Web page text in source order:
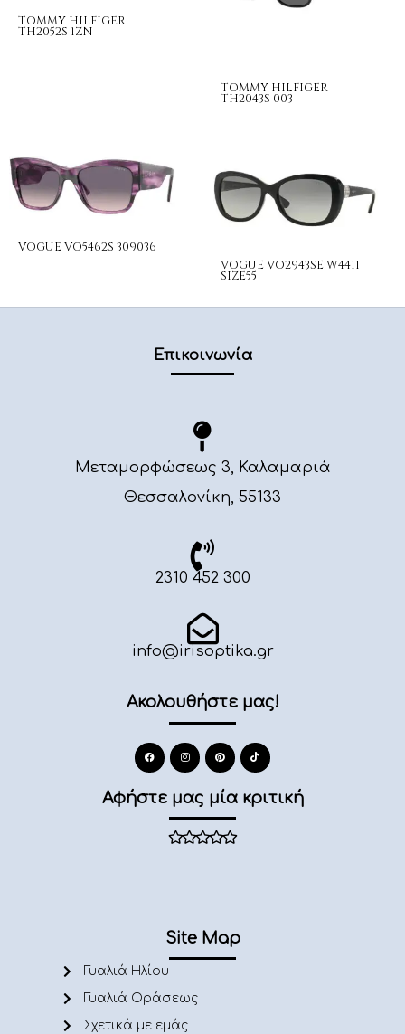
TOMMY HILFIGER
TH2052S 1ZN
TOMMY HILFIGER
TH2043S 003
VOGUE VO5462S 309036
VOGUE VO2943SE W4411
SIZE55
Επικοινωνία
Μεταμορφώσεως 3, Καλαμαριά
Θεσσαλονίκη, 55133
2310 452 300
info@irisoptika.gr
Ακολουθήστε μας!
Αφήστε μας μία κριτική
Site Map
Γυαλιά Ηλίου
Γυαλιά Οράσεως
Σχετικά με εμάς